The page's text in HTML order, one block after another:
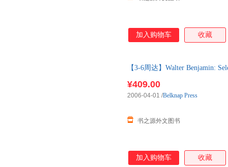
加入购物车 收藏
【3-6周达】Walter Benjamin:
¥409.00
书之源外文图书
2006-04-01 /Belknap Press
加入购物车 收藏